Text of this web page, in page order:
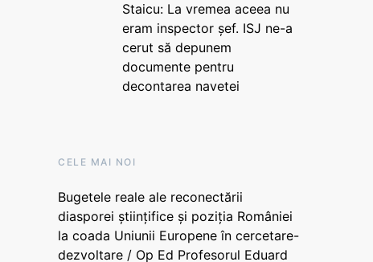
Staicu: La vremea aceea nu
eram inspector șef. ISJ ne-a
cerut să depunem
documente pentru
decontarea navetei
CELE MAI NOI
Bugetele reale ale reconectării
diasporei științifice și poziția României
la coada Uniunii Europene în cercetare-
dezvoltare / Op Ed Profesorul Eduard